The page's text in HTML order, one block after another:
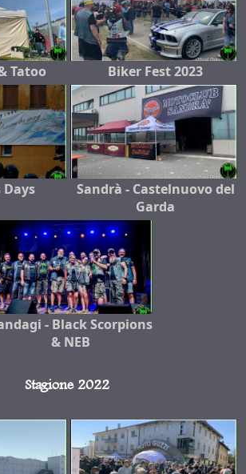
Tatoo Biker Fest 2023
Days
Sandrà - Castelnuovo del
Garda
- Black Scorpions
& NEB
Stagione 2022